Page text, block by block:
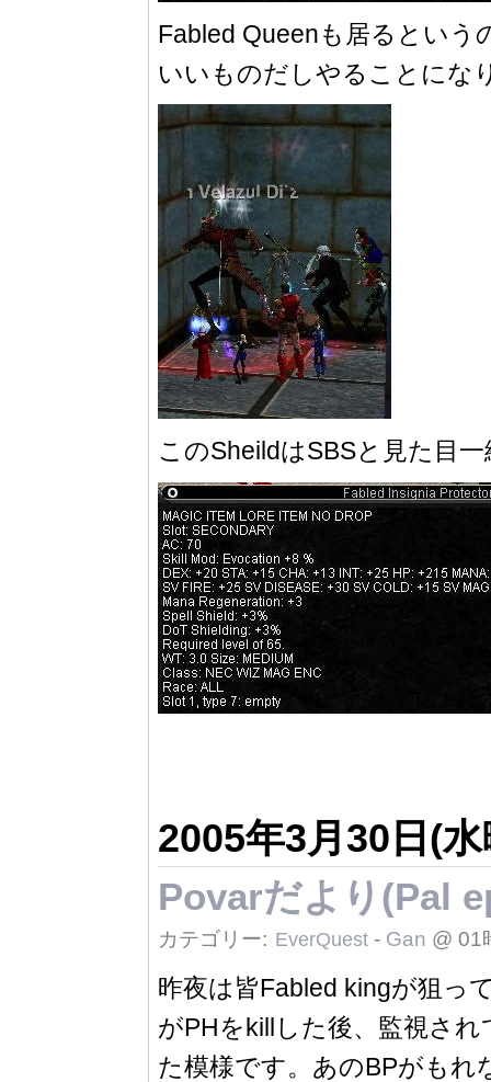
Fabled Queenも居るという
いいものだしやることにな
このSheildはSBSと見た目
2005年3月30日(
Povarだより(Pal
カテゴリー: EverQuest - Gan @ 01
昨夜は皆Fabled kingが狙っ
がPHをkillした後、監視さ
た模様です。あのBPがも